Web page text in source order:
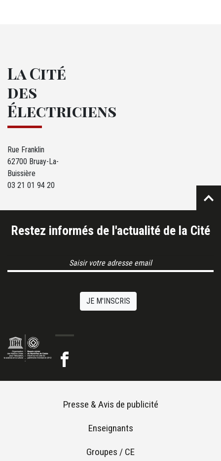
La Cité
des
Électriciens
Rue Franklin
62700 Bruay-La-
Buissière
03 21 01 94 20
Restez informés de l'actualité de la Cité
JE M'INSCRIS
Footer menu
Presse & Avis de publicité
Enseignants
Groupes / CE